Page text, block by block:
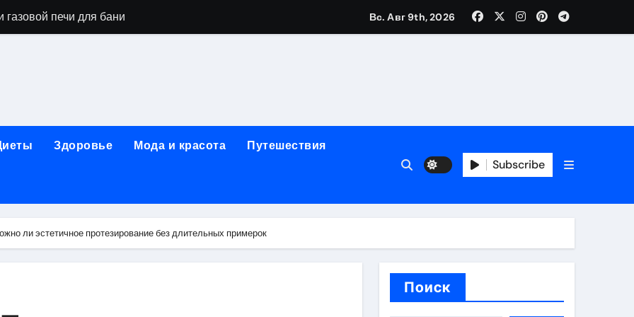
печи для бани
применения GPU-серверов
обучения и актуальные профессиональные ориентиры
реабилитации при алкогольной зависимости: персональный подход и лицензированные врачи
принципы, показания и этапы установки импланта за один день
МРТ на современном магнитно-резонансном томографе
Вс. Авг 9th, 2026
Здоровье Мода и красота Путешествия
Subscribe
ли эстетичное протезирование без длительных примерок
Поиск